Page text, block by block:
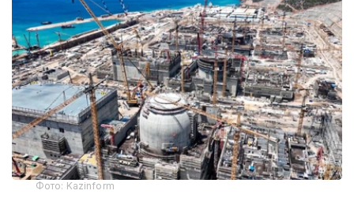
Фото: Kazinform